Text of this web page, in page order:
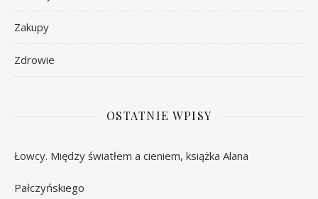
Zakupy
Zdrowie
OSTATNIE WPISY
Łowcy. Między światłem a cieniem, książka Alana
Pałczyńskiego